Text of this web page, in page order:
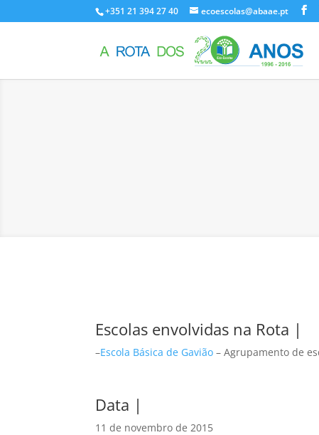
+351 21 394 27 40 ecoescolas@abaae.pt
Escolas envolvidas na Rota |
–Escola Básica de Gavião – Agrupamento de
Data |
11 de novembro de 2015